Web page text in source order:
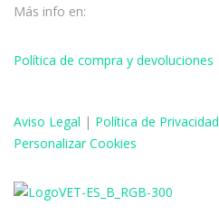
Más info en:
Política de compra y devoluciones
Aviso Legal | Política de Privacidad
Personalizar Cookies